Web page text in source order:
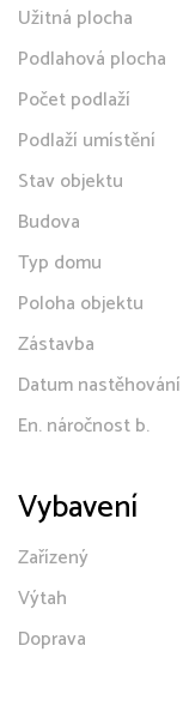
Užitná plocha
Podlahová plocha
Počet podlaží
Podlaží umístění
Stav objektu
Budova
Typ domu
Poloha objektu
Zástavba
Datum nastěhování
En. náročnost b.
Vybavení
Zařízený
Výtah
Doprava